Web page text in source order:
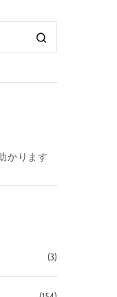
かります
(3)